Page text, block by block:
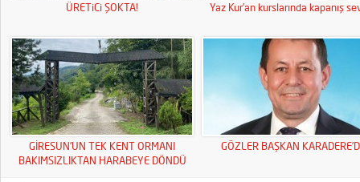
ÜRETiCi ŞOKTA! Yaz Kur’an kurslarında kapanış
GİRESUN’UN TEK KENT ORMANI
BAKIMSIZLIKTAN HARABEYE DÖNDÜ
GÖZLER BAŞKAN